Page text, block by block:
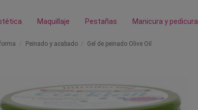
Maquillaje Pestañas Manicura y pedicura
Peinado y acabado Gel de peinado Olive Oil